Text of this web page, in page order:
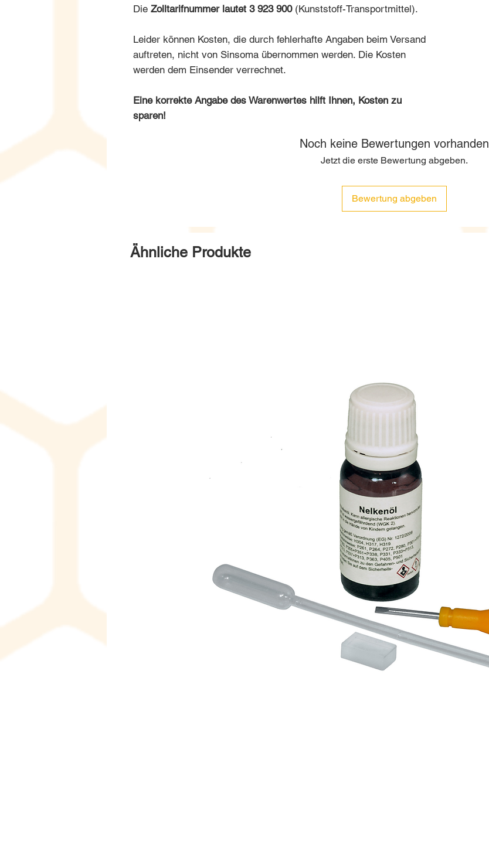
Die Zolltarifnummer lautet 3 923 900(Kunststoff-Transportmittel).
Leider können Kosten, die durch fehlerhafte Angaben beim Versand
auftreten, nicht von Sinsoma übernommen werden. Die Kosten
werden dem Einsender verrechnet.
Eine korrekte Angabe des Warenwertes hilft Ihnen, Kosten zu
sparen!
Noch keine Bewertungen vorhanden
Jetzt die erste Bewertung abgeben.
Bewertung abgeben
Ähnliche Produkte